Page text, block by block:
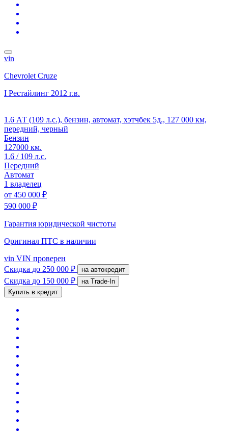
vin
Chevrolet Cruze
I Рестайлинг 2012 г.в.
1.6 АТ (109 л.с.), бензин, автомат, хэтчбек 5д., 127 000 км,
передний, черный
Бензин
127000 км.
1.6 / 109 л.с.
Передний
Автомат
1 владелец
от 450 000 ₽
590 000 ₽
Гарантия юридической чистоты
Оригинал ПТС в наличии
vin VIN проверен
Скидка до 250 000 ₽ на автокредит
Скидка до 150 000 ₽
на Trade-In
Купить в кредит